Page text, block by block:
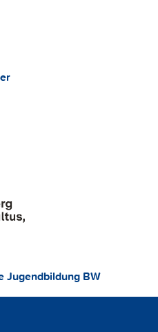
Jugendbildung BW